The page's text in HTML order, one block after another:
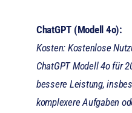
ChatGPT (Modell 4o):
Kosten: Kostenlose
ChatGPT Modell 4o für
bessere Leistung,
komplexere Aufgaben